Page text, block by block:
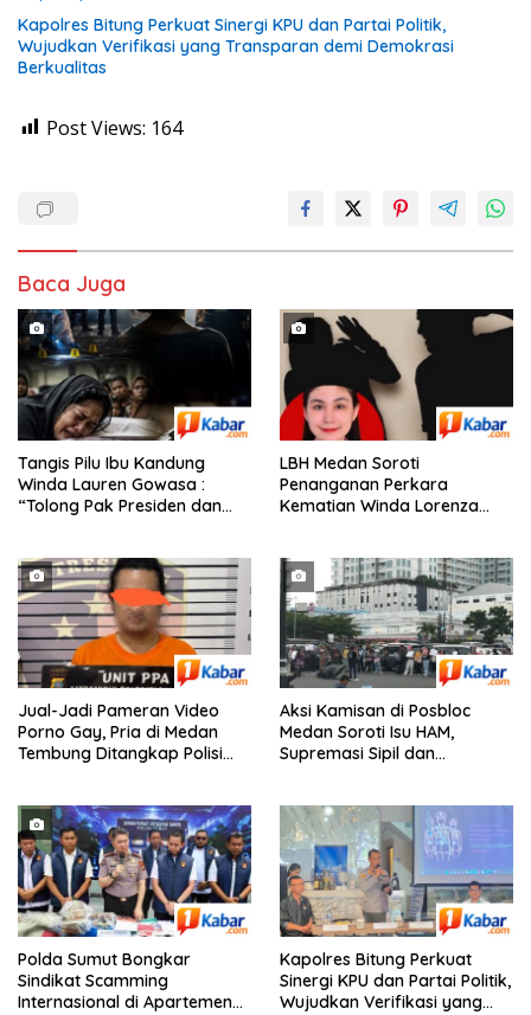
Kapolres Bitung Perkuat Sinergi KPU dan Partai Politik,
Wujudkan Verifikasi yang Transparan demi Demokrasi
Berkualitas
Post Views: 164
Baca Juga
Tangis Pilu Ibu Kandung
Winda Lauren Gowasa :
“Tolong Pak Presiden dan
‎LBH Medan Soroti
Penanganan Perkara
Kematian Winda Lorenza
Transparan
Jual-Jadi Pameran Video
Porno Gay, Pria di Medan
Tembung Ditangkap Polisi
Aksi Kamisan di Posbloc
Medan Soroti Isu HAM,
Supremasi Sipil dan
Polda Sumut Bongkar
Sindikat Scamming
Internasional di Apartemen
Kapolres Bitung Perkuat
Sinergi KPU dan Partai Politik,
Wujudkan Verifikasi yang